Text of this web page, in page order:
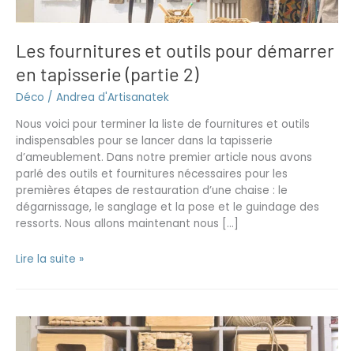
Les fournitures et outils pour démarrer
en tapisserie (partie 2)
Déco / Andrea d'Artisanatek
Nous voici pour terminer la liste de fournitures et outils
indispensables pour se lancer dans la tapisserie
d’ameublement. Dans notre premier article nous avons
parlé des outils et fournitures nécessaires pour les
premières étapes de restauration d’une chaise : le
dégarnissage, le sanglage et la pose et le guindage des
ressorts. Nous allons maintenant nous […]
2)
Lire la suite »
Les
fournitures